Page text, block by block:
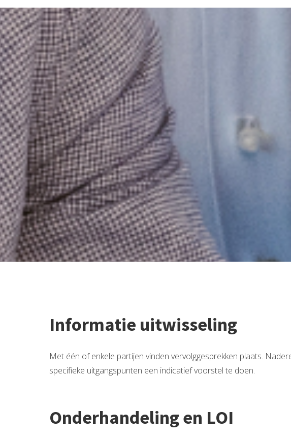
Informatie uitwisseling
Met één of enkele partijen vinden vervolggesprekken plaats.
specifieke uitgangspunten een indicatief voorstel te doen.
Onderhandeling en LOI